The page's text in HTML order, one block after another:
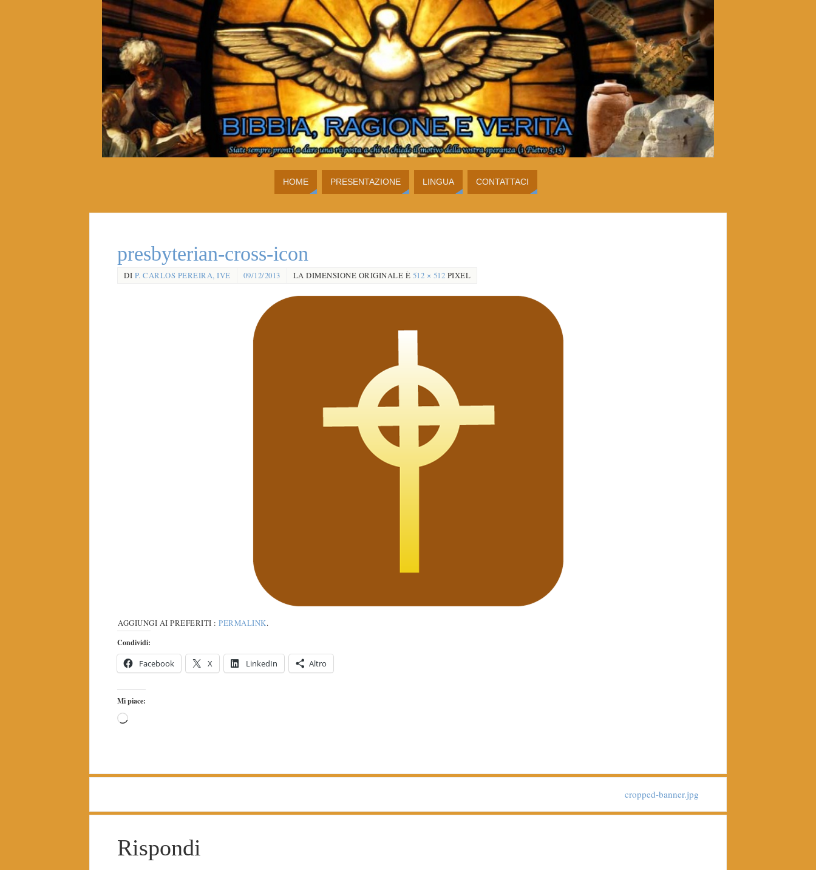
HOME PRESENTAZIONE LINGUA CONTATTACI
presbyterian-cross-icon
DI P. CARLOS PEREIRA, IVE 09/12/2013 LA DIMENSIONE ORIGINALE È 512 × 512 PIXEL
AGGIUNGI AI PREFERITI : PERMALINK.
Condividi:
Facebook X LinkedIn Altro
Mi piace:
cropped-banner.jpg
Rispondi